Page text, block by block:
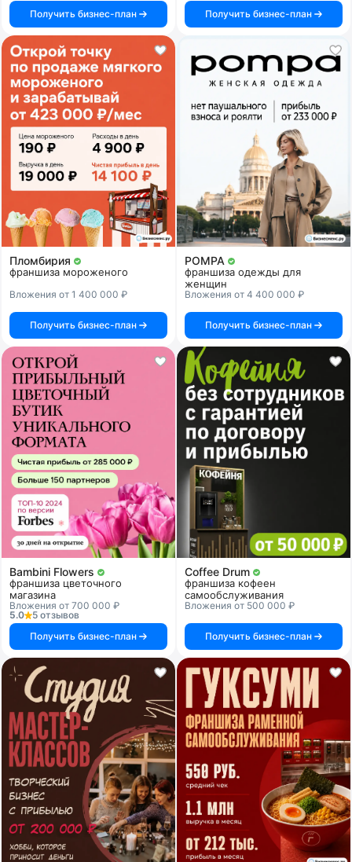
Получить бизнес-план
Получить бизнес-план
Пломбирия
франшиза мороженого
Вложения от 1 400 000 ₽
Получить бизнес-план
POMPA
франшиза одежды для
женщин
Вложения от 4 400 000 ₽
Получить бизнес-план
Bambini Flowers
франшиза цветочного
магазина
Вложения от 700 000 ₽
5.0
5 отзывов
Получить бизнес-план
Coffee Drum
франшиза кофеен
самообслуживания
Вложения от 500 000 ₽
Получить бизнес-план